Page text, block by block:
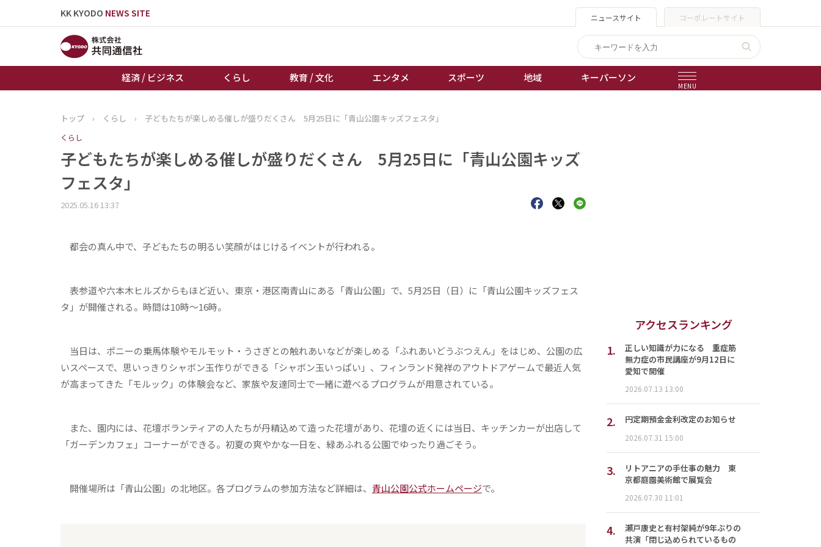
KK KYODO NEWS SITE ニュースサイト コーポレートサイト
経済 / ビジネス くらし 教育 / 文化 エンタメ スポーツ 地域 キーパーソン
MENU
トップページ
経済 / ビジネス
教育 / 文化
オートレース
トップ › くらし › 子どもたちが楽しめる催しが盛りだくさん 5月25日に「青山公園キッズフェスタ」
くらし
子どもたちが楽しめる催しが盛りだくさん 5月25日に「青山公園キッズ
フェスタ」
2025.05.16 13:37
都会の真ん中で、子どもたちの明るい笑顔がはじけるイベントが行われる。
表参道や六本木ヒルズからもほど近い、東京・港区南青山にある「青山公園」で、5月25日（日）に「青山公園キッズフェス
タ」が開催される。時間は10時～16時。
当日は、ポニーの乗馬体験やモルモット・うさぎとの触れあいなどが楽しめる「ふれあいどうぶつえん」をはじめ、公園の広
いスペースで、思いっきりシャボン玉作りができる「シャボン玉いっぱい」、フィンランド発祥のアウトドアゲームで最近人気
が高まってきた「モルック」の体験会など、家族や友達同士で一緒に遊べるプログラムが用意されている。
また、園内には、花壇ボランティアの人たちが丹精込めて造った花壇があり、花壇の近くには当日、キッチンカーが出店して
「ガーデンカフェ」コーナーができる。初夏の爽やかな一日を、緑あふれる公園でゆったり過ごそう。
開催場所は「青山公園」の北地区。各プログラムの参加方法など詳細は、 青山公園公式ホームページで。
アクセスランキング
1.
正しい知識が力になる 重症筋
無力症の市民講座が9月12日に
愛知で開催
2026.07.13 13:00
2. 円定期預金金利改定のお知らせ
2026.07.31 15:00
3.
リトアニアの手仕事の魅力 東
京都庭園美術館で展覧会
2026.07.30 11:01
4.
瀬戸康史と有村架純が9年ぶりの
共演「閉じ込められているもの